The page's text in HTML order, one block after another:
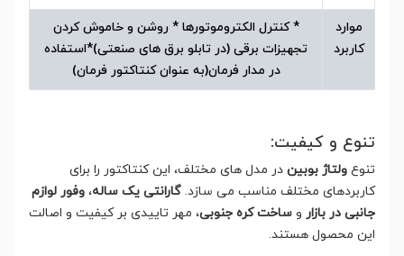
موارد
کاربرد
* کنترل الکتروموتورها * روشن و خاموش کردن
تجهیزات برقی (در تابلو برق های صنعتی)*استفاده
در مدار فرمان(به عنوان کنتاکتور فرمان)
تنوع و کیفیت:
تنوع ولتاژ بوبین در مدل های مختلف، این کنتاکتور را برای
کاربردهای مختلف مناسب می سازد. گارانتی یک ساله، وفور لوازم
جانبی در بازار و ساخت کره جنوبی، مهر تاییدی بر کیفیت و اصالت
این محصول هستند.